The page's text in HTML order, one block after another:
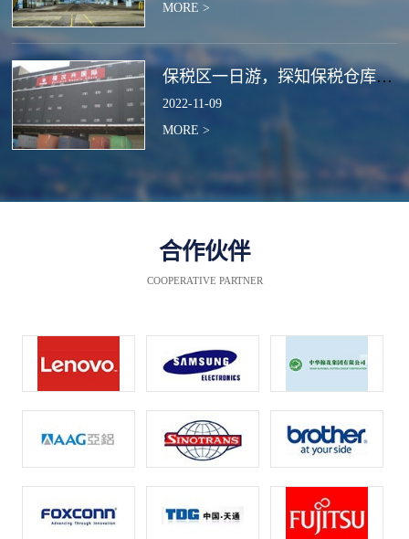
MORE >
保税区一日游，探知保税仓库的作用
2022-11-09
MORE >
合作伙伴
COOPERATIVE PARTNER